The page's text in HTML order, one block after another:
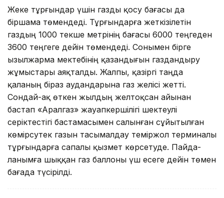
Жеке тұрғындар үшін газды қосу бағасы да
біршама төмендеді. Тұрғындарға жеткізілетін
газдың 1000 текше метрінің бағасы 6000 теңгеден
3600 теңгеге дейін төмендеді. Со­нымен бірге
Қызылжарма мектебінің қазандығын газ­дан­дыру
жұмыстары аяқталды. Жалпы, қазіргі таңда
қаланың біраз аудандарына газ желісі жетті.
Сондай-ақ өткен жылдың желтоқсан айынан
бастап «Аралгаз» жауап­кер­шілігі шектеулі
серіктестігі бастамасымен салынған сұйы­тылған
көмірсутек газын тасымалдау теміржол терминалы
тұрғындарға сапалы қызмет көрсетуде. Пайда­
ланымға шыққан газ баллоны үш есеге дейін төмен
бағада түсірілді.